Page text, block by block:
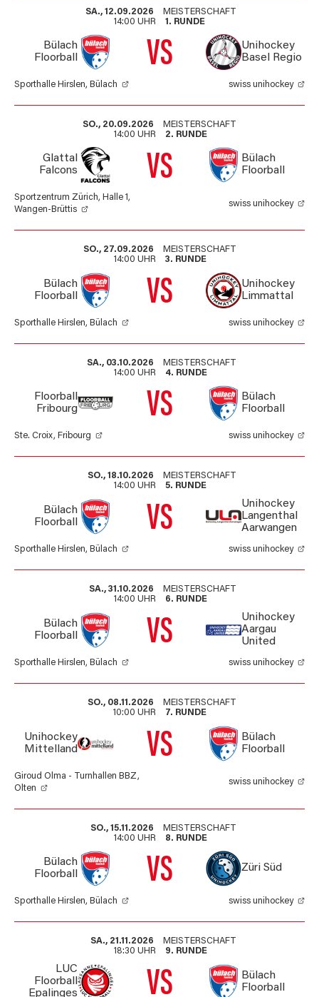
SA., 12.09.2026
14:00 UHR
Bülach
Floorball
VS
Unihockey
Basel Regio
MEISTERSCHAFT
1. RUNDE
Sporthalle Hirslen, Bülach swiss unihockey
SO., 20.09.2026
14:00 UHR
Glattal
Falcons
VS
Bülach
Floorball
MEISTERSCHAFT
2. RUNDE
Sportzentrum Zürich, Halle 1,
Wangen-Brüttis
swiss unihockey
SO., 27.09.2026
14:00 UHR
Bülach
Floorball
VS
Unihockey
Limmattal
MEISTERSCHAFT
3. RUNDE
Sporthalle Hirslen, Bülach swiss unihockey
SA., 03.10.2026
14:00 UHR
Floorball
Fribourg
VS
Bülach
Floorball
MEISTERSCHAFT
4. RUNDE
Ste. Croix, Fribourg swiss unihockey
SO., 18.10.2026
14:00 UHR
Bülach
Floorball
VS
Unihockey
Langenthal
Aarwangen
MEISTERSCHAFT
5. RUNDE
Sporthalle Hirslen, Bülach swiss unihockey
SA., 31.10.2026
14:00 UHR
Bülach
Floorball
VS
Unihockey
Aargau
United
MEISTERSCHAFT
6. RUNDE
Sporthalle Hirslen, Bülach swiss unihockey
SO., 08.11.2026
10:00 UHR
Unihockey
Mittelland
VS
Bülach
Floorball
MEISTERSCHAFT
7. RUNDE
Giroud Olma - Turnhallen BBZ,
Olten
swiss unihockey
SO., 15.11.2026
14:00 UHR
Bülach
Floorball
VS Züri Süd
MEISTERSCHAFT
8. RUNDE
Sporthalle Hirslen, Bülach swiss unihockey
SA., 21.11.2026
18:30 UHR
LUC
Floorball
Epalinges
VS
Bülach
Floorball
MEISTERSCHAFT
9. RUNDE